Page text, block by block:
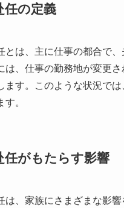
任の定義
とは、主に仕事の都合で
は、仕事の勤務地が変更
ます。このような状況で
す。
任がもたらす影響
は、家族にさまざまな影